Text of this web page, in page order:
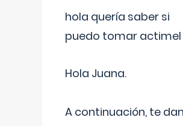
hola quería saber si
puedo tomar actimel
Hola Juana.
A continuación, te